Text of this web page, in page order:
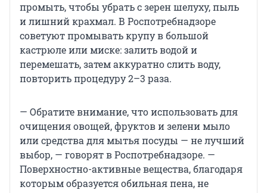
промыть, чтобы убрать с зерен шелуху, пыль
и лишний крахмал. В Роспотребнадзоре
советуют промывать крупу в большой
кастрюле или миске: залить водой и
перемешать, затем аккуратно слить воду,
повторить процедуру 2–3 раза.
— Обратите внимание, что использовать для
очищения овощей, фруктов и зелени мыло
или средства для мытья посуды — не лучший
выбор, — говорят в Роспотребнадзоре. —
Поверхностно-активные вещества, благодаря
которым образуется обильная пена, не